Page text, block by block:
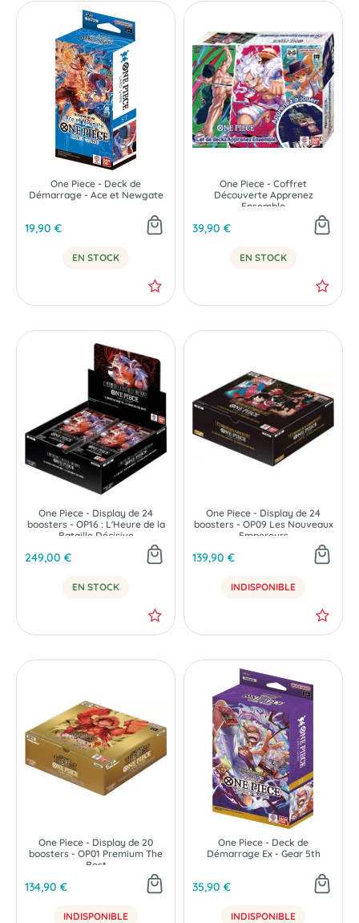
One Piece - Deck de
Démarrage - Ace et Newgate
19,90 €
EN STOCK
One Piece - Coffret
Découverte Apprenez
Ensemble
39,90 €
EN STOCK
One Piece - Display de 24
boosters - OP16 : L'Heure de la
Bataille Décisive
249,00 €
EN STOCK
One Piece - Display de 24
boosters - OP09 Les Nouveaux
Empereurs
139,90 €
INDISPONIBLE
One Piece - Display de 20
boosters - OP01 Premium The
Best
134,90 €
INDISPONIBLE
One Piece - Deck de
Démarrage Ex - Gear 5th
35,90 €
INDISPONIBLE